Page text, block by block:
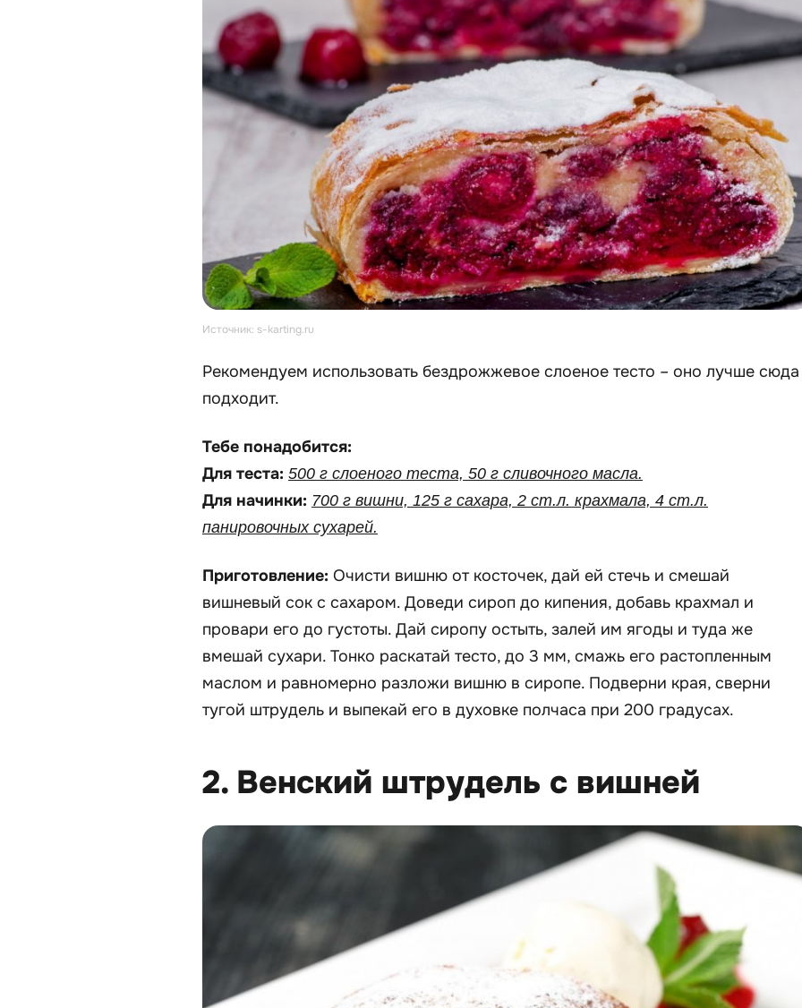
Источник: s-karting.ru
Рекомендуем использовать бездрожжевое слоеное тесто – оно лучше сюда
подходит.
Тебе понадобится:
Для теста: 500 г слоеного теста, 50 г сливочного масла.
Для начинки: 700 г вишни, 125 г сахара, 2 ст.л. крахмала, 4 ст.л.
панировочных сухарей.
Приготовление: Очисти вишню от косточек, дай ей стечь и смешай
вишневый сок с сахаром. Доведи сироп до кипения, добавь крахмал и
провари его до густоты. Дай сиропу остыть, залей им ягоды и туда же
вмешай сухари. Тонко раскатай тесто, до 3 мм, смажь его растопленным
маслом и равномерно разложи вишню в сиропе. Подверни края, сверни
тугой штрудель и выпекай его в духовке полчаса при 200 градусах.
2. Венский штрудель с вишней